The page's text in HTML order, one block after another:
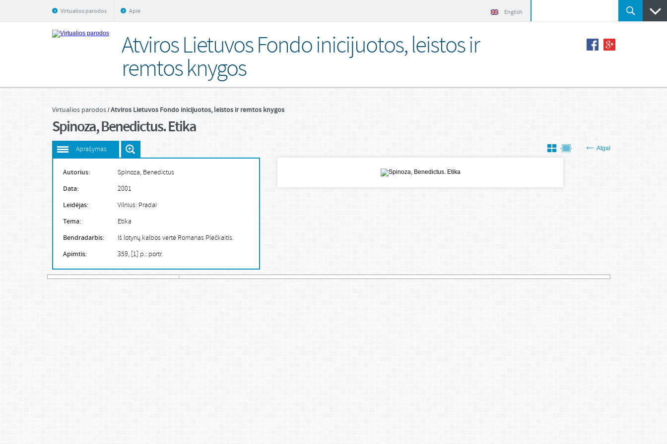
English
Virtualios parodos Apie
Atviros Lietuvos Fondo inicijuotos, leistos ir
remtos knygos
Virtualios parodos Atviros Lietuvos Fondo inicijuotos, leistos ir remtos knygos
Spinoza, Benedictus. Etika
Aprašymas Atgal
Autorius: Spinoza, Benedictus
Data: 2001
Leidėjas: Vilnius: Pradai
Tema: Etika
Bendradarbis: Iš lotynų kalbos vertė Romanas Plečkaitis.
Apimtis: 359, [1] p.: portr.